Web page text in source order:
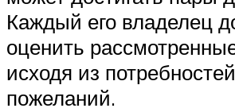
Каждый его владелец
оценить
исходя из
пожеланий.